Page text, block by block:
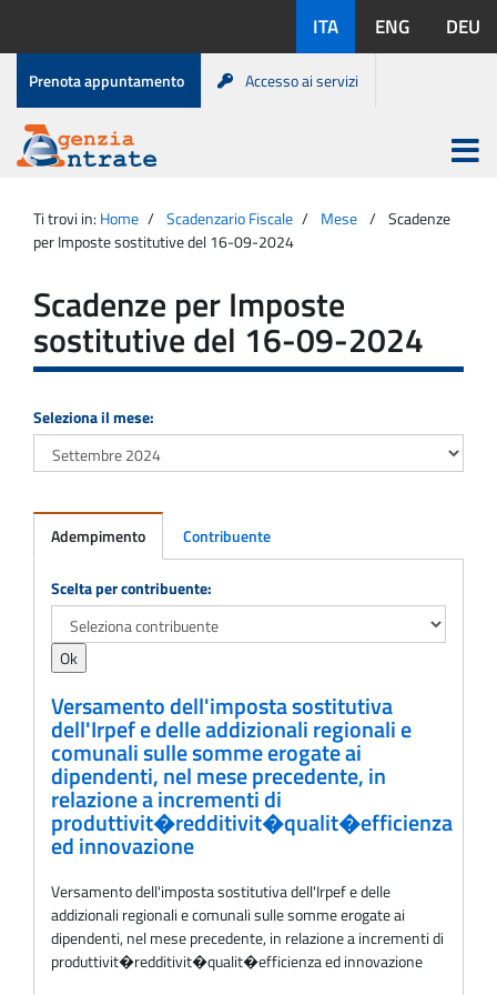
contenuto
disponibili:
ITA ENG DEU
Menu
di
servizio
Prenota appuntamento Accesso ai servizi
Agenzia
Entrate
Apri
menu
principale
Ti trovi in: Home Scadenzario Fiscale Mese
Scadenze
per Imposte sostitutive del 16-09-2024
Scadenze per Imposte
sostitutive del 16-09-2024
Seleziona il mese:
Adempimento Contribuente
Adempimento
Scelta per contribuente:
Versamento dell'imposta sostitutiva
dell'Irpef e delle addizionali regionali e
comunali sulle somme erogate ai
dipendenti, nel mese precedente, in
relazione a incrementi di
produttivit�redditivit�qualit�efficienza
ed innovazione
Versamento dell'imposta sostitutiva dell'Irpef e delle
addizionali regionali e comunali sulle somme erogate ai
dipendenti, nel mese precedente, in relazione a incrementi di
produttivit�redditivit�qualit�efficienza ed innovazione